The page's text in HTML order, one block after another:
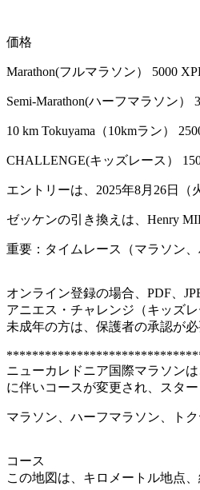
価格
Marathon(フルマラソン） 5000
Semi-Marathon(ハーフマラソン）
10 km Tokuyama（10kmラン）
CHALLENGE(キッズレース）
エントリーは、2025年8月26日
ゼッケンの引き換えは、Henry
重要：タイムレース（マラソン
オンライン登録の場合、PDF、
アニエス・チャレンジ（キッズ
未成年の方は、保護者の承認が必
ニューカレドニア国際マラソン
に伴いコースが変更され、スタ
マラソン、ハーフマラソン、ト
コース
この地図は、キロメートル地点